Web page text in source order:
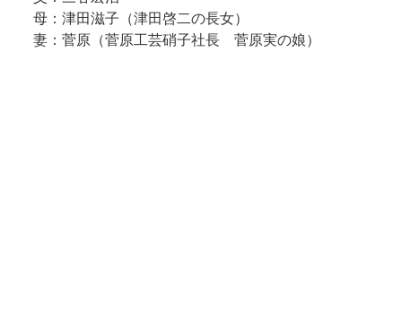
母：津田滋子（津田啓二の長女）
妻：菅原（菅原工芸硝子社長 菅原実の娘）